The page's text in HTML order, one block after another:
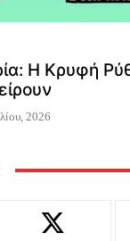
Η Κρυφή
2026